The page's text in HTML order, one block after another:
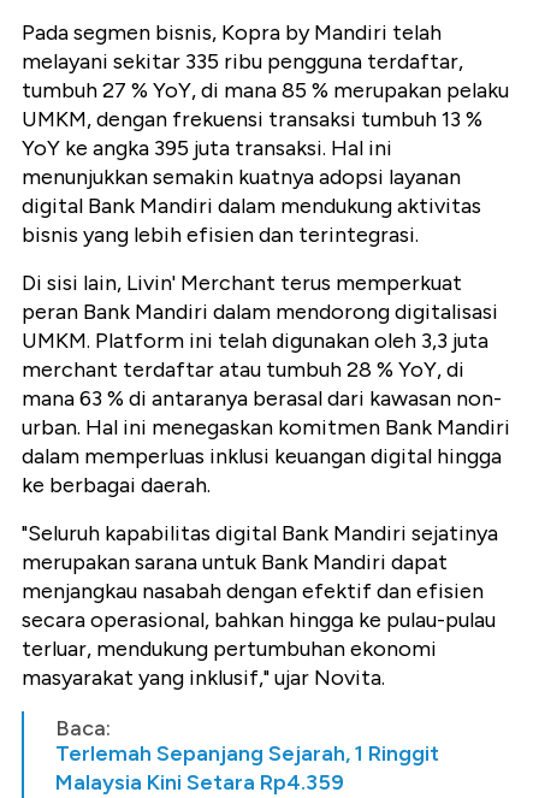
Pada segmen bisnis, Kopra by Mandiri telah
melayani sekitar 335 ribu pengguna terdaftar,
tumbuh 27 % YoY, di mana 85 % merupakan pelaku
UMKM, dengan frekuensi transaksi tumbuh 13 %
YoY ke angka 395 juta transaksi. Hal ini
menunjukkan semakin kuatnya adopsi layanan
digital Bank Mandiri dalam mendukung aktivitas
bisnis yang lebih efisien dan terintegrasi.
Di sisi lain, Livin' Merchant terus memperkuat
peran Bank Mandiri dalam mendorong digitalisasi
UMKM. Platform ini telah digunakan oleh 3,3 juta
merchant terdaftar atau tumbuh 28 % YoY, di
mana 63 % di antaranya berasal dari kawasan non-
urban. Hal ini menegaskan komitmen Bank Mandiri
dalam memperluas inklusi keuangan digital hingga
ke berbagai daerah.
"Seluruh kapabilitas digital Bank Mandiri sejatinya
merupakan sarana untuk Bank Mandiri dapat
menjangkau nasabah dengan efektif dan efisien
secara operasional, bahkan hingga ke pulau-pulau
terluar, mendukung pertumbuhan ekonomi
masyarakat yang inklusif," ujar Novita.
Baca:
Terlemah Sepanjang Sejarah, 1 Ringgit
Malaysia Kini Setara Rp4.359